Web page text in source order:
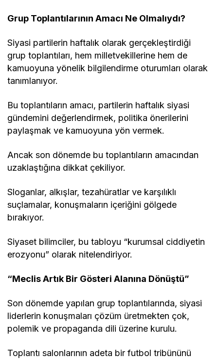
Grup Toplantılarının Amacı Ne Olmalıydı?
Siyasi partilerin haftalık olarak gerçekleştirdiği
grup toplantıları, hem milletvekillerine hem de
kamuoyuna yönelik bilgilendirme oturumları olarak
tanımlanıyor.
Bu toplantıların amacı, partilerin haftalık siyasi
gündemini değerlendirmek, politika önerilerini
paylaşmak ve kamuoyuna yön vermek.
Ancak son dönemde bu toplantıların amacından
uzaklaştığına dikkat çekiliyor.
Sloganlar, alkışlar, tezahüratlar ve karşılıklı
suçlamalar, konuşmaların içeriğini gölgede
bırakıyor.
Siyaset bilimciler, bu tabloyu “kurumsal ciddiyetin
erozyonu” olarak nitelendiriyor.
“Meclis Artık Bir Gösteri Alanına Dönüştü”
Son dönemde yapılan grup toplantılarında, siyasi
liderlerin konuşmaları çözüm üretmekten çok,
polemik ve propaganda dili üzerine kurulu.
Toplantı salonlarının adeta bir futbol tribününü